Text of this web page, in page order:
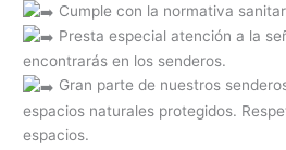
Cumple con la normativa
Presta especial atención a la
encontrarás en los senderos.
Gran parte de nuestros
espacios naturales protegidos.
espacios.